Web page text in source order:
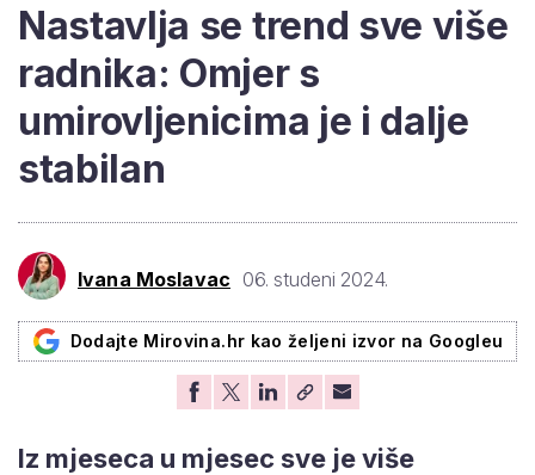
Nastavlja se trend sve više
radnika: Omjer s
umirovljenicima je i dalje
stabilan
Ivana Moslavac 06. studeni 2024.
Dodajte Mirovina.hr kao željeni izvor na Googleu
Iz mjeseca u mjesec sve je više